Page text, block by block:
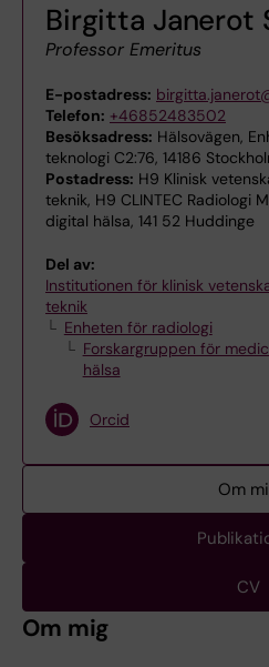
Birgitta Janerot
Professor Emeritus
E-postadress:
Telefon: +46852483502
Besöksadress: Hälsovägen,
teknologi C2:76, 14186
Postadress: H9 Klinisk
teknik, H9 CLINTEC Radiologi
digital hälsa, 141 52 Huddinge
Del av:
Institutionen för klinisk
teknik
Enheten för radiologi
Forskargruppen för
hälsa
Orcid
Om
CV
Om mig